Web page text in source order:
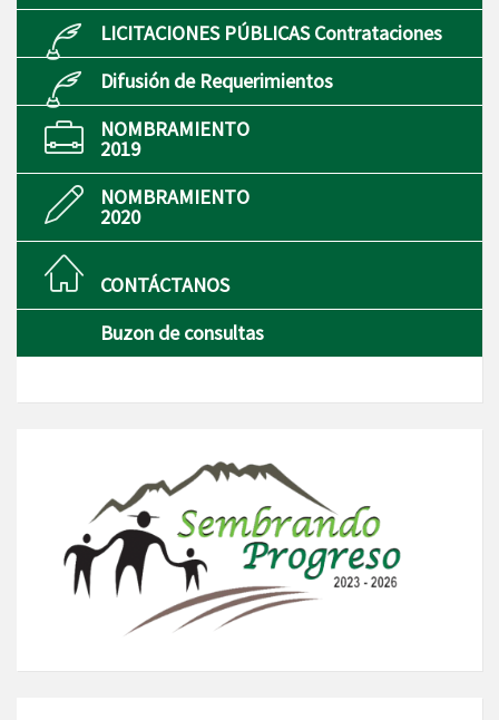
LICITACIONES PÚBLICAS Contrataciones
Difusión de Requerimientos
NOMBRAMIENTO
2019
NOMBRAMIENTO
2020
CONTÁCTANOS
Buzon de consultas